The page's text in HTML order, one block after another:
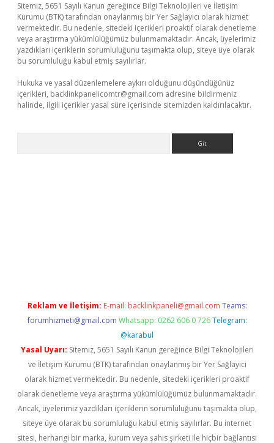
Sitemiz, 5651 Sayılı Kanun gereğince Bilgi Teknolojileri ve İletişim
Kurumu (BTK) tarafından onaylanmış bir Yer Sağlayıcı olarak hizmet
vermektedir. Bu nedenle, sitedeki içerikleri proaktif olarak denetleme
veya araştırma yükümlülüğümüz bulunmamaktadır. Ancak, üyelerimiz
yazdıkları içeriklerin sorumluluğunu taşımakta olup, siteye üye olarak
bu sorumluluğu kabul etmiş sayılırlar.
Hukuka ve yasal düzenlemelere aykırı olduğunu düşündüğünüz
içerikleri, backlinkpanelicomtr@gmail.com adresine bildirmeniz
halinde, ilgili içerikler yasal süre içerisinde sitemizden kaldırılacaktır.
Reklam ve İletişim: E-mail: backlinkpaneli@gmail.com Teams:
forumhizmeti@gmail.com Whatsapp: 0262 606 0 726 Telegram:
@karabul
Yasal Uyarı: Sitemiz, 5651 Sayılı Kanun gereğince Bilgi Teknolojileri
ve İletişim Kurumu (BTK) tarafından onaylanmış bir Yer Sağlayıcı
olarak hizmet vermektedir. Bu nedenle, sitedeki içerikleri proaktif
olarak denetleme veya araştırma yükümlülüğümüz bulunmamaktadır.
Ancak, üyelerimiz yazdıkları içeriklerin sorumluluğunu taşımakta olup,
siteye üye olarak bu sorumluluğu kabul etmiş sayılırlar. Bu internet
sitesi, herhangi bir marka, kurum veya şahıs şirketi ile hiçbir bağlantısı